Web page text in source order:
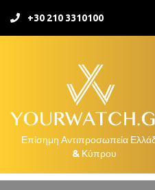
+30 210 3310100